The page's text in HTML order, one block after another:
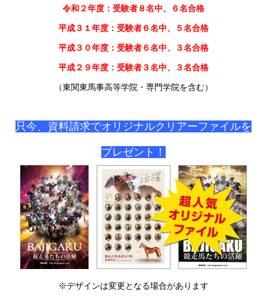
令和２年度：受験者８名中、６名合格
平成３１年度：受験者６名中、５名合格
平成３０年度：受験者６名中、３名合格
平成２９年度：受験者３名中、３名合格
（東関東馬事高等学院・専門学院を含む）
只今、資料請求でオリジナルクリアーファイルを
プレゼント！
※デザインは変更となる場合があります